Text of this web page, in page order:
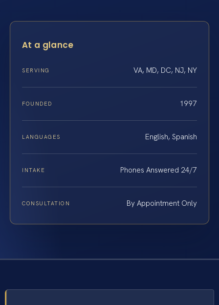
At a glance
SERVING VA, MD, DC, NJ, NY
FOUNDED 1997
LANGUAGES English, Spanish
INTAKE Phones Answered 24/7
CONSULTATION By Appointment Only